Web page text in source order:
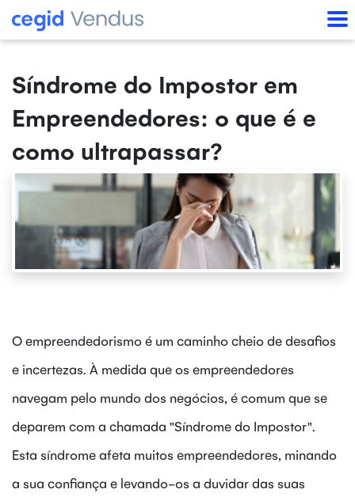
Síndrome do Impostor em
Empreendedores: o que é e
como ultrapassar?
O empreendedorismo é um caminho cheio de desafios
e incertezas. À medida que os empreendedores
navegam pelo mundo dos negócios, é comum que se
deparem com a chamada "Síndrome do Impostor".
Esta síndrome afeta muitos empreendedores, minando
a sua confiança e levando-os a duvidar das suas